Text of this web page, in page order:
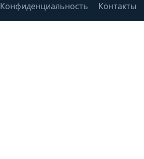
Конфиденциальность
Контакты